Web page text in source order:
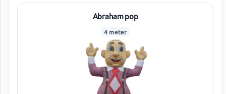
Abraham pop
4 meter